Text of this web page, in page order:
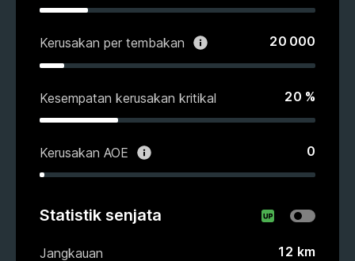
Kerusakan per tembakan 20 000
Kesempatan kerusakan kritikal 20 %
Kerusakan AOE 0
Statistik senjata
Jangkauan 12 km